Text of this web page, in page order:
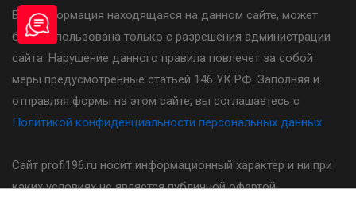
Вся информация находящаяся на данном сайте, может
быть использована только с разрешения администрации
сайта. Нарушение данного правила повлечет за собой
меры предусмотренные статьей 146 УК РФ. Заполняя и
отправляя формы на этом сайте, вы соглашаетесь с
Политикой конфиденциальности персональных данных
Сайт profi196.ru носит информационный характер и ни при
каких условиях не является публичной офертой,